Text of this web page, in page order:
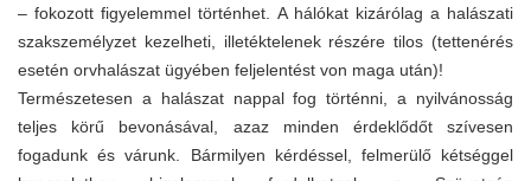
– fokozott figyelemmel történhet. A hálókat kizárólag a halászati
szakszemélyzet kezelheti, illetéktelenek részére tilos (tettenérés
esetén orvhalászat ügyében feljelentést von maga után)!
Természetesen a halászat nappal fog történni, a nyilvánosság
teljes körű bevonásával, azaz minden érdeklődőt szívesen
fogadunk és várunk.
Bármilyen kérdéssel, felmerülő kétséggel